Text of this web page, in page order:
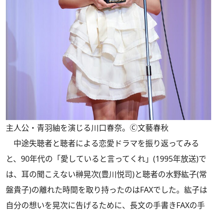
主人公・青羽紬を演じる川口春奈。Ⓒ文藝春秋
中途失聴者と聴者による恋愛ドラマを振り返ってみる
と、90年代の「愛していると言ってくれ」(1995年放送)で
は、耳の聞こえない榊晃次(豊川悦司)と聴者の水野紘子(常
盤貴子)の離れた時間を取り持ったのはFAXでした。紘子は
自分の想いを晃次に告げるために、長文の手書きFAXの手